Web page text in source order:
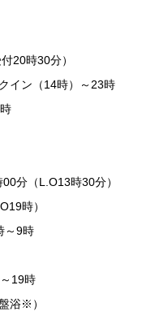
20時30分）
イン（14時）～23時
分（L.O13時30分）
時）
～9時
19時
浴※）